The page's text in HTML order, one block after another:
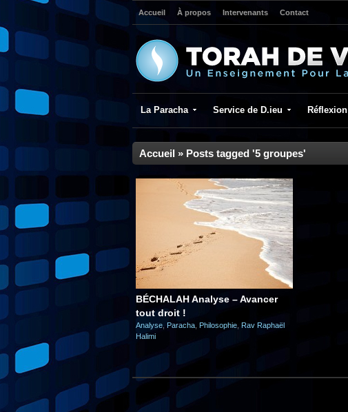
Accueil À propos Intervenants Contact
La Paracha Service de D.ieu Réflexion
Accueil » Posts tagged '5 groupes'
BÉCHALAH Analyse – Avancer
tout droit !
Analyse Paracha Philosophie Rav Raphaël
Halimi